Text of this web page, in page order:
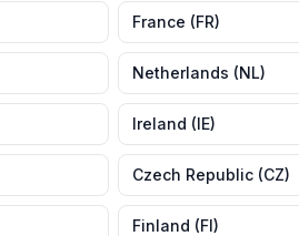
France (FR)
Netherlands (NL)
Ireland (IE)
Czech Republic (CZ)
Finland (FI)